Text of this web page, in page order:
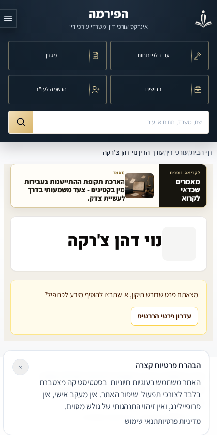
הפירמה
אינדקס עורכי דין ומשרדי עורכי דין
עו"ד לפי תחום מגזין
דרושים הרשמה לעו"ד
חיפוש לפי שם, משרד, תחום משפט או עיר
דף הבית/עורכי דין/עורך הדין נוי דהן צ'רקה
מאמרים קשורים באתר
לקריאה נוספת
מאמרים
שכדאי
לקרוא
מאמר
הארכת תקופת ההתיישנות בעבירות
מין בקטינים - צעד משמעותי בדרך
לעשיית צדק.
נוי דהן צ'רקה
מצאתם פרט שדורש תיקון, או שתרצו להוסיף מידע לפרופיל?
עדכון פרטי הכרטיס
שירותים משפטיים
דרושים צור קשר נגישותפרטיות
תנאי שימוש
© 2026 הפירמה. כל הזכויות שמורות.
הבהרת פרטיות קצרה
האתר משתמש בעוגיות חיוניות ובסטטיסטיקה מצטברת
בלבד לצורכי תפעול ושיפור האתר. אין מעקב אישי, אין
פרופיילינג, ואין זיהוי התנהגותי של גולש מסוים.
מדיניות פרטיותתנאי שימוש
×